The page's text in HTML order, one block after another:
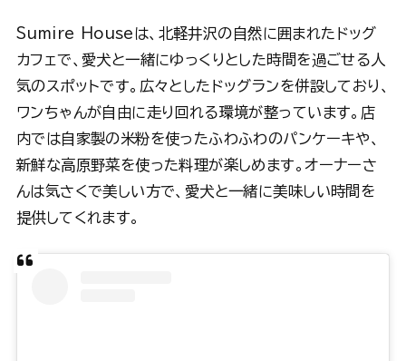
Sumire Houseは、北軽井沢の自然に囲まれたドッグ
カフェで、愛犬と一緒にゆっくりとした時間を過ごせる人
気のスポットです。広々としたドッグランを併設しており、
ワンちゃんが自由に走り回れる環境が整っています。店
内では自家製の米粉を使ったふわふわのパンケーキや、
新鮮な高原野菜を使った料理が楽しめます。オーナーさ
んは気さくで美しい方で、愛犬と一緒に美味しい時間を
提供してくれます。